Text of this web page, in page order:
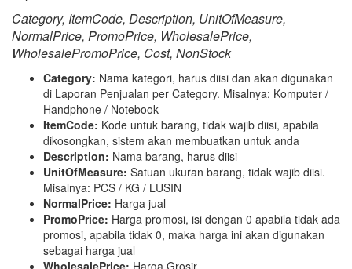
Category, ItemCode, Description, UnitOfMeasure,
NormalPrice, PromoPrice, WholesalePrice,
WholesalePromoPrice, Cost, NonStock
Category: Nama kategori, harus diisi dan akan digunakan
di Laporan Penjualan per Category. Misalnya: Komputer /
Handphone / Notebook
ItemCode: Kode untuk barang, tidak wajib diisi, apabila
dikosongkan, sistem akan membuatkan untuk anda
Description: Nama barang, harus diisi
UnitOfMeasure: Satuan ukuran barang, tidak wajib diisi.
Misalnya: PCS / KG / LUSIN
NormalPrice: Harga jual
PromoPrice: Harga promosi, isi dengan 0 apabila tidak ada
promosi, apabila tidak 0, maka harga ini akan digunakan
sebagai harga jual
WholesalePrice: Harga Grosir